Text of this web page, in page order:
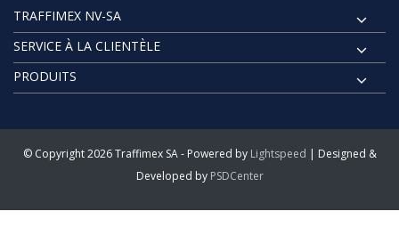
TRAFFIMEX NV-SA
SERVICE À LA CLIENTÈLE
PRODUITS
© Copyright 2026 Traffimex SA - Powered by Lightspeed | Designed &
Developed by PSDCenter